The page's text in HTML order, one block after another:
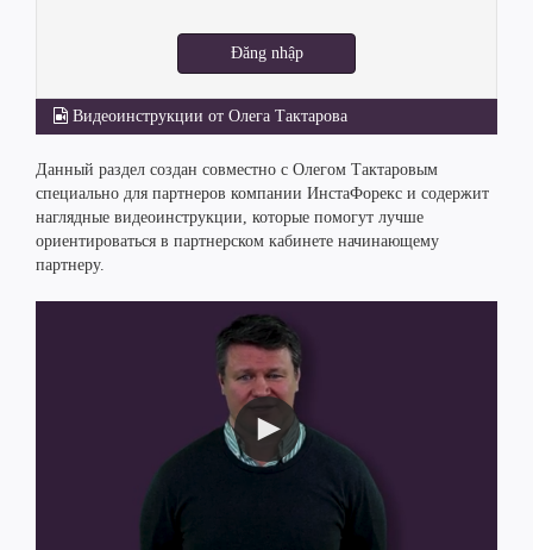
Đăng nhập
Видеоинструкции от Олега Тактарова
Данный раздел создан совместно с Олегом Тактаровым
специально для партнеров компании ИнстаФорекс и содержит
наглядные видеоинструкции, которые помогут лучше
ориентироваться в партнерском кабинете начинающему
партнеру.